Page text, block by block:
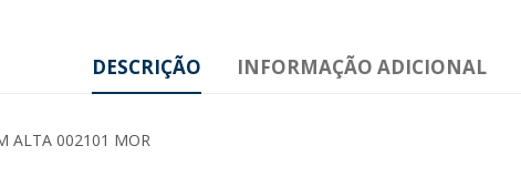
DESCRIÇÃO INFORMAÇÃO ADICIONAL
ALTA 002101 MOR